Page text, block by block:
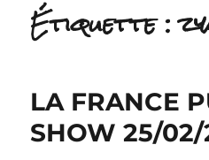
Étiquette :
LA FRANCE
SHOW 25/